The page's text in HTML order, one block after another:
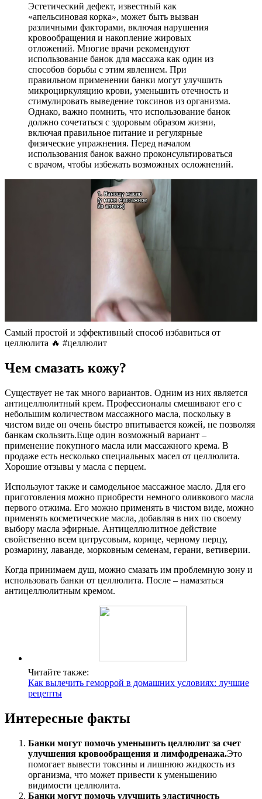
Эстетический дефект, известный как
«апельсиновая корка», может быть вызван
различными факторами, включая нарушения
кровообращения и накопление жировых
отложений. Многие врачи рекомендуют
использование банок для массажа как один из
способов борьбы с этим явлением. При
правильном применении банки могут улучшить
микроциркуляцию крови, уменьшить отечность и
стимулировать выведение токсинов из организма.
Однако, важно помнить, что использование банок
должно сочетаться с здоровым образом жизни,
включая правильное питание и регулярные
физические упражнения. Перед началом
использования банок важно проконсультироваться
с врачом, чтобы избежать возможных осложнений.
Самый простой и эффективный способ избавиться от
целлюлита 🔥 #целлюлит
Чем смазать кожу?
Существует не так много вариантов. Одним из них является
антицеллюлитный крем. Профессионалы смешивают его с
небольшим количеством массажного масла, поскольку в
чистом виде он очень быстро впитывается кожей, не позволяя
банкам скользить.Еще один возможный вариант –
применение покупного масла или массажного крема. В
продаже есть несколько специальных масел от целлюлита.
Хорошие отзывы у масла с перцем.
Используют также и самодельное массажное масло. Для его
приготовления можно приобрести немного оливкового масла
первого отжима. Его можно применять в чистом виде, можно
применять косметические масла, добавляя в них по своему
выбору масла эфирные. Антицеллюлитное действие
свойственно всем цитрусовым, корице, черному перцу,
розмарину, лаванде, морковным семенам, герани, ветиверии.
Когда принимаем душ, можно смазать им проблемную зону и
использовать банки от целлюлита. После – намазаться
антицеллюлитным кремом.
Читайте также:
Как вылечить геморрой в домашних условиях: лучшие
рецепты
Интересные факты
Банки могут помочь уменьшить целлюлит за счет
улучшения кровообращения и лимфодренажа.Это
помогает вывести токсины и лишнюю жидкость из
организма, что может привести к уменьшению
видимости целлюлита.
Банки могут помочь улучшить эластичность